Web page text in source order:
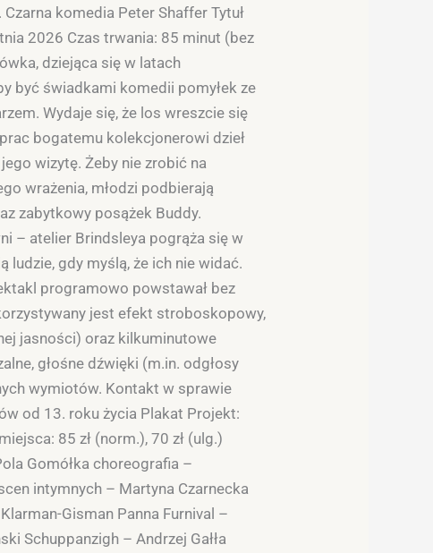
komedia Peter Shaffer Tytuł
2026 Czas trwania: 85 minut (bez
dziejąca się w latach
być świadkami komedii pomyłek ze
Wydaje się, że los wreszcie się
bogatemu kolekcjonerowi dzieł
wizytę. Żeby nie zrobić na
wrażenia, młodzi podbierają
zabytkowy posążek Buddy.
– atelier Brindsleya pogrąża się w
gdy myślą, że ich nie widać.
programowo powstawał bez
jest efekt stroboskopowy,
jasności) oraz kilkuminutowe
głośne dźwięki (m.in. odgłosy
wymiotów. Kontakt w sprawie
od 13. roku życia Plakat Projekt:
85 zł (norm.), 70 zł (ulg.)
Gomółka choreografia –
intymnych – Martyna Czarnecka
Gisman Panna Furnival –
Schuppanzigh – Andrzej Gałła